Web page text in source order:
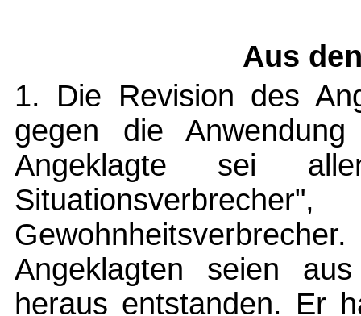
Aus
1. Die Revision des
gegen die
Angeklagte sei
Angeklagten seien
heraus entstanden. Er